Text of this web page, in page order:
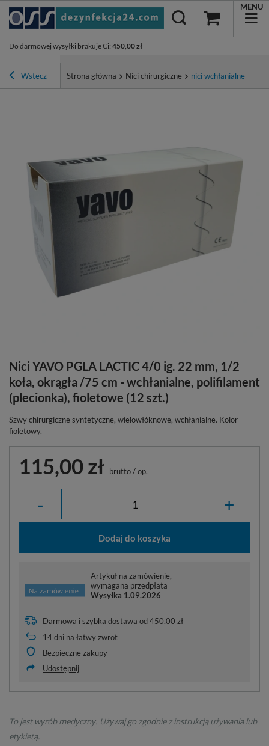
Do darmowej wysyłki brakuje Ci: 450,00 zł
MENU
Wstecz Strona główna Nici chirurgiczne nici wchłanialne
Nici YAVO PGLA LACTIC 4/0 ig. 22 mm, 1/2
koła, okrągła /75 cm - wchłanialne, polifilament
(plecionka), fioletowe (12 szt.)
Szwy chirurgiczne syntetyczne, wielowłóknowe, wchłanialne. Kolor
fioletowy.
115,00 zł brutto/op.
- +
Dodaj do koszyka
Artykuł na zamówienie,
wymagana przedpłata
Wysyłka 1.09.2026
Darmowa i szybka dostawa od450,00 zł
14dni na łatwy zwrot
Bezpieczne zakupy
Udostępnij
To jest wyrób medyczny. Używaj go zgodnie z instrukcją używania lub
etykietą.